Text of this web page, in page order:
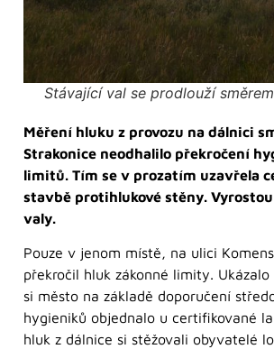
Stávající val se prodlouží
Měření hluku z provozu na dálnici
Strakonice neodhalilo překročení
limitů. Tím se v prozatím uzavřela
stavbě protihlukové stěny. Vyrostou
valy.
Pouze v jenom místě, na ulici
překročil hluk zákonné limity.
si město na základě doporučení
hygieniků objednalo u certifikované
hluk z dálnice si stěžovali obyvatelé